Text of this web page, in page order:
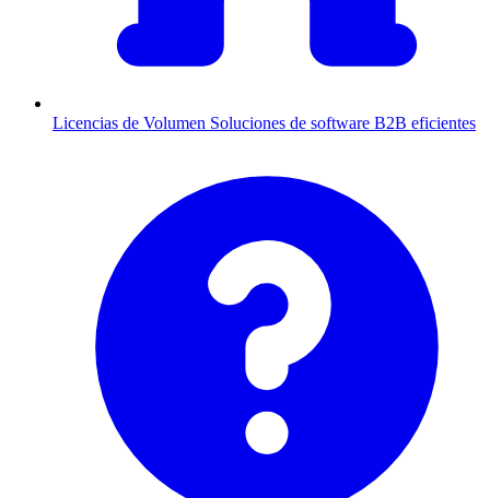
Licencias de Volumen Soluciones de software B2B eficientes